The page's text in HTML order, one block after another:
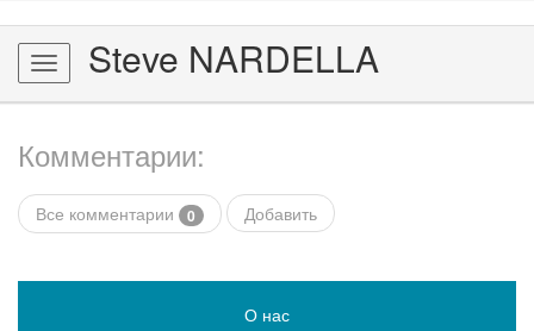
Toggle
navigation
Steve NARDELLA
Комментарии:
Все комментарии 0 Добавить
О нас